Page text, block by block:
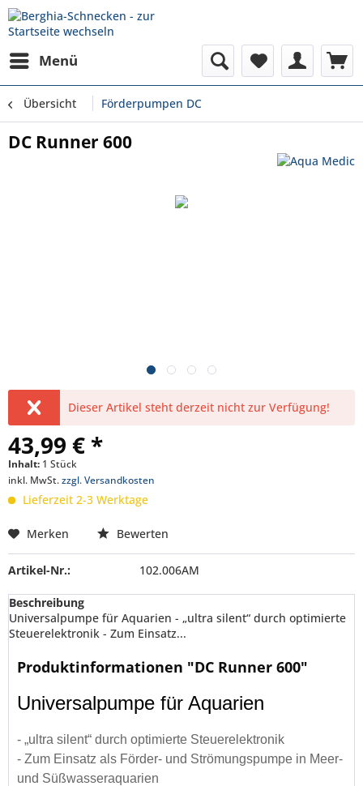
Menü
Übersicht Förderpumpen DC
DC Runner 600
Dieser Artikel steht derzeit nicht zur Verfügung!
43,99 € *
Inhalt: 1 Stück
inkl. MwSt.zzgl. Versandkosten
Lieferzeit 2-3 Werktage
Merken Bewerten
Artikel-Nr.: 102.006AM
Beschreibung
Universalpumpe für Aquarien - „ultra silent“ durch optimierte
Steuerelektronik - Zum Einsatz...
Produktinformationen "DC Runner 600"
Universalpumpe für Aquarien
- „ultra silent“ durch optimierte Steuerelektronik
- Zum Einsatz als Förder- und Strömungspumpe in Meer-
und Süßwasseraquarien